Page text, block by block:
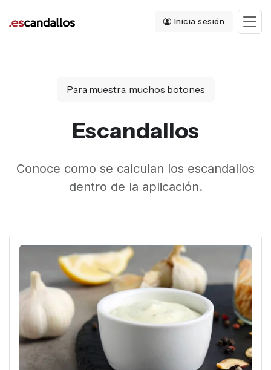
Inicia sesión
Para muestra, muchos botones
Escandallos
Conoce como se calculan los escandallos
dentro de la aplicación.